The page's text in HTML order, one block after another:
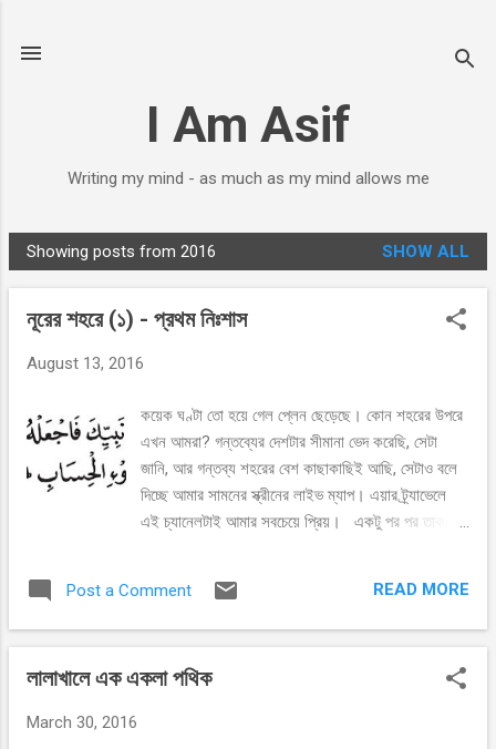
I Am Asif
Writing my mind - as much as my mind allows me
P
o
Showing posts from 2016 SHOW ALL
নূরের শহরে (১) - প্রথম নিঃশাস
August 13, 2016
কয়েক ঘণ্টা তো হয়ে গেল প্লেন ছেড়েছে। কোন শহরের উপরে
এখন আমরা? গন্তব্যের দেশটার সীমানা ভেদ করেছি, সেটা
জানি, আর গন্তব্য শহরের বেশ কাছাকাছিই আছি, সেটাও বলে
দিচ্ছে আমার সামনের স্ক্রীনের লাইভ ম্যাপ। এয়ার ট্র্যাভেলে
এই চ্যানেলটাই আমার সবচেয়ে প্রিয়। একটু পর পর তাকাচ্ছি
চোখে পড়ল আলো, কালোর মাঝে অসংখ্য বৈদ্যুতিক আলো।
সামনের ডিসপ্লেতে চোখ বুলালাম। এই তো! অপেক্ষার পালা
শহর, শান্তির শহর...... এই শহর যখন প্রথম চোখে পড়বে,
Post a Comment READ MORE
লালাখালে এক একলা পথিক
March 30, 2016